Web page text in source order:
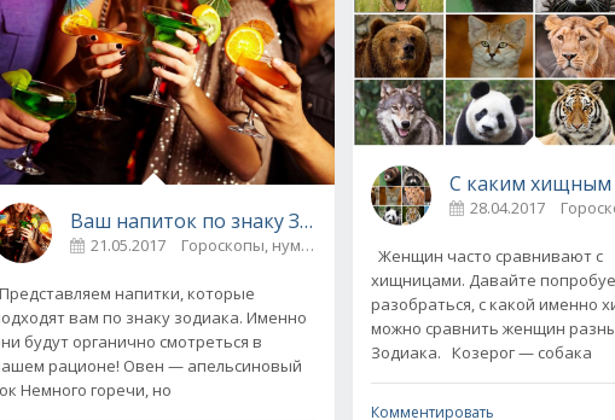
Попробуйте это!
Ваш напиток по знаку Зодиака
21.05.2017 Гороскопы, нумерология
Представляем напитки, которые
вам по знаку зодиака. Именно
будут органично смотреться в
рационе! Овен — апельсиновый
Немного горечи, но
С каким хищным
28.04.2017
Женщин часто сравнивают с
хищницами. Давайте
разобраться, с какой именно
можно сравнить женщин
Зодиака. Козерог — собака
Комментировать